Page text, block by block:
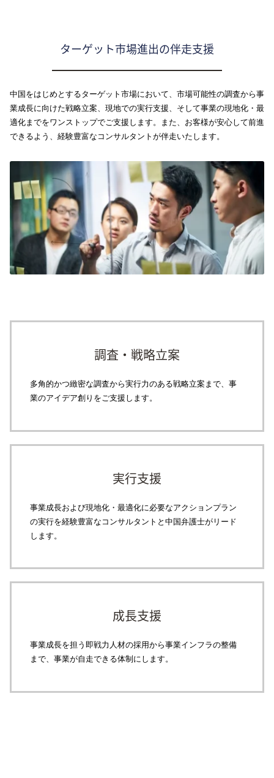
ターゲット市場進出の伴走支援
中国をはじめとするターゲット市場において、市場可能性の調査から事
業成長に向けた戦略立案、現地での実行支援、そして事業の現地化・最
適化までをワンストップでご支援します。また、お客様が安心して前進
できるよう、経験豊富なコンサルタントが伴走いたします。
調査・戦略立案
多角的かつ緻密な調査から実行力のある戦略立案まで、事
業のアイデア創りをご支援します。
実行支援
事業成長および現地化・最適化に必要なアクションプラン
の実行を経験豊富なコンサルタントと中国弁護士がリード
します。
成長支援
事業成長を担う即戦力人材の採用から事業インフラの整備
まで、事業が自走できる体制にします。